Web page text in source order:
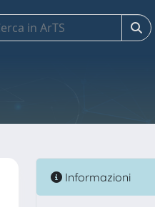
Informazioni